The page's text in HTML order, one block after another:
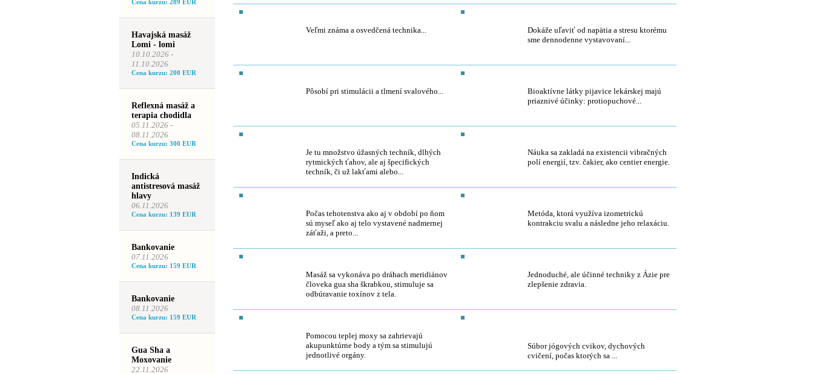
Cena kurzu: 289 EUR
Havajská masáž
Lomi - lomi
10.10.2026 -
11.10.2026
Cena kurzu: 200 EUR
Reflexná masáž a
terapia chodidla
05.11.2026 -
08.11.2026
Cena kurzu: 300 EUR
Indická
antistresová masáž
hlavy
06.11.2026
Cena kurzu: 139 EUR
Bankovanie
07.11.2026
Cena kurzu: 159 EUR
Bankovanie
08.11.2026
Cena kurzu: 159 EUR
Gua Sha a
Moxovanie
22.11.2026
Veľmi známa a osvedčená technika...
Dokáže uľaviť od napätia a stresu ktorému
sme dennodenne vystavovaní...
Pôsobí pri stimulácii a tlmení svalového...
Bioaktívne látky pijavice lekárskej majú
priaznivé účinky: protiopuchové...
Je tu množstvo úžasných techník, dlhých
rytmických ťahov, ale aj špecifických
techník, či už lakťami alebo...
Náuka sa zakladá na existencii vibračných
polí energií, tzv. čakier, ako centier energie.
Počas tehotenstva ako aj v období po ňom
sú myseľ ako aj telo vystavené nadmernej
záťaži, a preto...
Metóda, ktorá využíva izometrickú
kontrakciu svalu a následne jeho relaxáciu.
Masáž sa vykonáva po dráhach meridiánov
človeka gua sha škrabkou, stimuluje sa
odbúravanie toxínov z tela.
Jednoduché, ale účinné techniky z Ázie pre
zlepšenie zdravia.
Pomocou teplej moxy sa zahrievajú
akupunktúrne body a tým sa stimulujú
jednotlivé orgány.
Súbor jógových cvikov, dychových
cvičení, počas ktorých sa ...